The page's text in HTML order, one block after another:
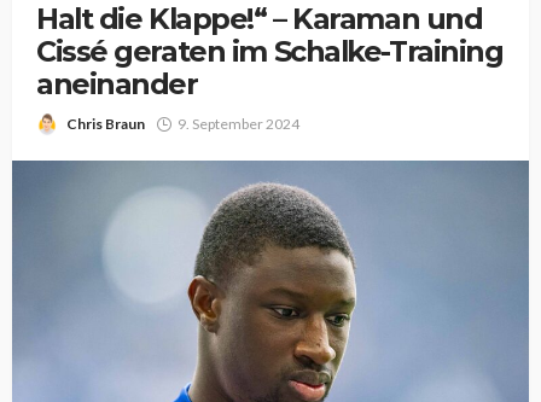
Halt die Klappe!“ – Karaman und
Cissé geraten im Schalke-Training
aneinander
Chris Braun 9. September 2024